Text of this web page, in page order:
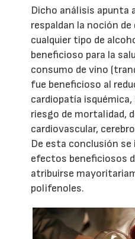
Dicho análisis apunta
respaldan la noción de
cualquier tipo de
beneficioso para la
consumo de vino
fue beneficioso al
cardiopatía
riesgo de mortalidad,
cardiovascular,
De esta conclusión se
efectos beneficiosos
atribuirse
polifenoles.